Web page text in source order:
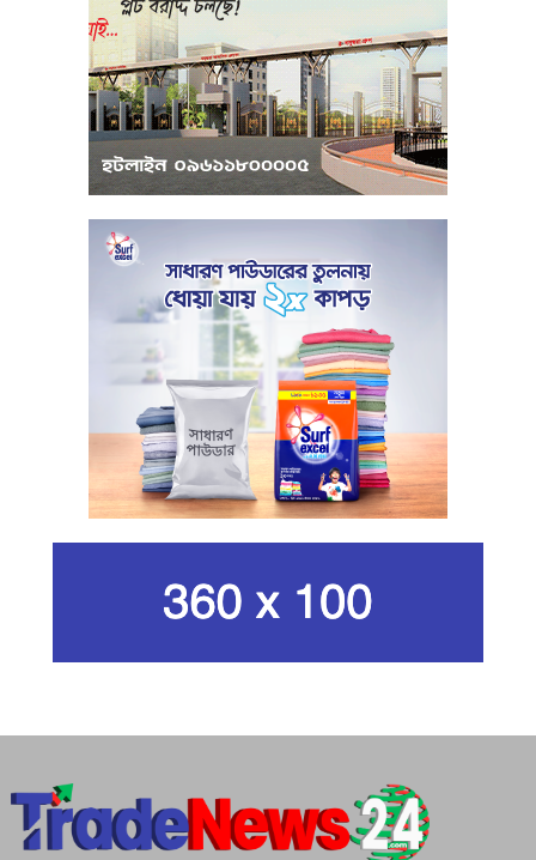
পরিবেশবান্ধব উদ্যোক্তারা ইউসিবি থেকে
পাবেন ২৫ লাখ টাকা ঋণ
পুঁজিবাজারে অনিয়মের তথ্য প্রদানকারীর
সুরক্ষায় বিধিমালা প্রণয়ন
খামেনি হত্যার প্রতিশোধ নেওয়ার ঘোষণা
ইরানের রেভোল্যুশনারি গার্ডের
কার্বন কারখানার ধোঁয়ায় ক্ষতির মুখে কৃষি ও
পরিবেশ
ইরানের সর্বোচ্চ ধর্মীয় নেতা খামেনি নিহত
গান দিয়ে তারুণ্যে আধুনিকতা আনতে
শপথ করি যেন, আমাদের কাজগুলো মানুষের